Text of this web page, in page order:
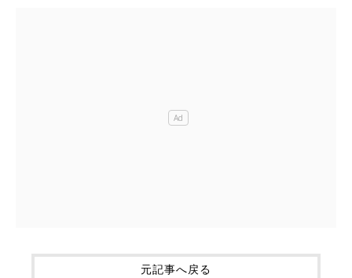
元記事へ戻る